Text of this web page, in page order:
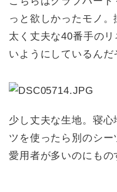
っと欲しかったモノ
太く丈夫な40番手の
いようにしているんだ
少し丈夫な生地。寝
ツを使ったら別のシ
愛用者が多いのにもの